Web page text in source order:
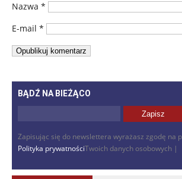
Nazwa *
E-mail *
BĄDŹ NA BIEŻĄCO
Zapisując się do newslettera wyrażasz zgodę na
Twoich danych osobowych |
Polityka prywatności